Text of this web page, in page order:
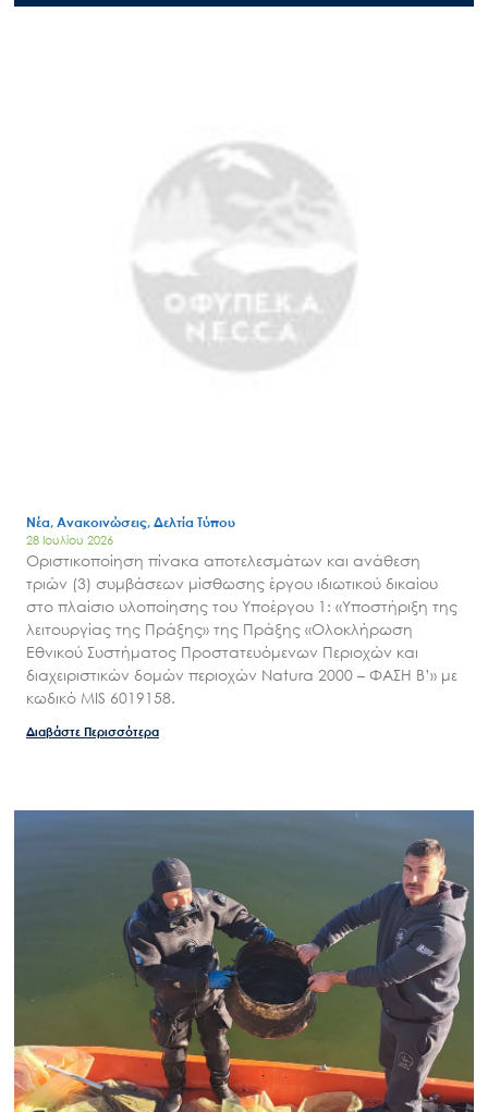
Νέα, Ανακοινώσεις, Δελτία Τύπου
28 Ιουλίου 2026
Οριστικοποίηση πίνακα αποτελεσμάτων και ανάθεση
τριών (3) συμβάσεων μίσθωσης έργου ιδιωτικού δικαίου
στο πλαίσιο υλοποίησης του Υποέργου 1: «Υποστήριξη της
λειτουργίας της Πράξης» της Πράξης «Ολοκλήρωση
Εθνικού Συστήματος Προστατευόμενων Περιοχών και
διαχειριστικών δομών περιοχών Natura 2000 – ΦΑΣΗ Β’» με
κωδικό MIS 6019158.
Διαβάστε Περισσότερα